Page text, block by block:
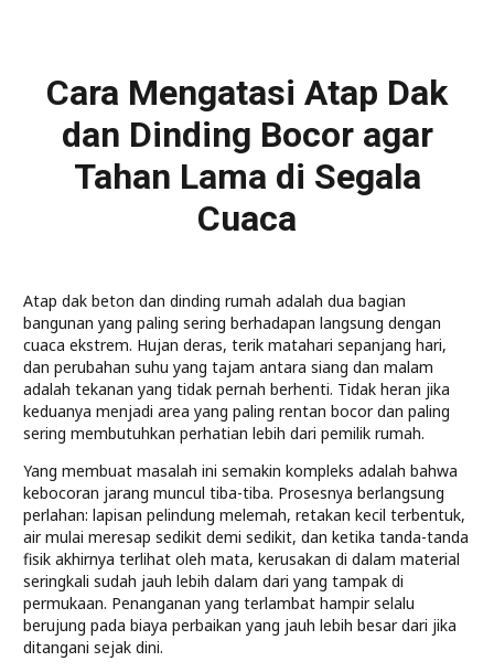
Cara Mengatasi Atap Dak
dan Dinding Bocor agar
Tahan Lama di Segala
Cuaca
Atap dak beton dan dinding rumah adalah dua bagian
bangunan yang paling sering berhadapan langsung dengan
cuaca ekstrem. Hujan deras, terik matahari sepanjang hari,
dan perubahan suhu yang tajam antara siang dan malam
adalah tekanan yang tidak pernah berhenti. Tidak heran jika
keduanya menjadi area yang paling rentan bocor dan paling
sering membutuhkan perhatian lebih dari pemilik rumah.
Yang membuat masalah ini semakin kompleks adalah bahwa
kebocoran jarang muncul tiba-tiba. Prosesnya berlangsung
perlahan: lapisan pelindung melemah, retakan kecil terbentuk,
air mulai meresap sedikit demi sedikit, dan ketika tanda-tanda
fisik akhirnya terlihat oleh mata, kerusakan di dalam material
seringkali sudah jauh lebih dalam dari yang tampak di
permukaan. Penanganan yang terlambat hampir selalu
berujung pada biaya perbaikan yang jauh lebih besar dari jika
ditangani sejak dini.